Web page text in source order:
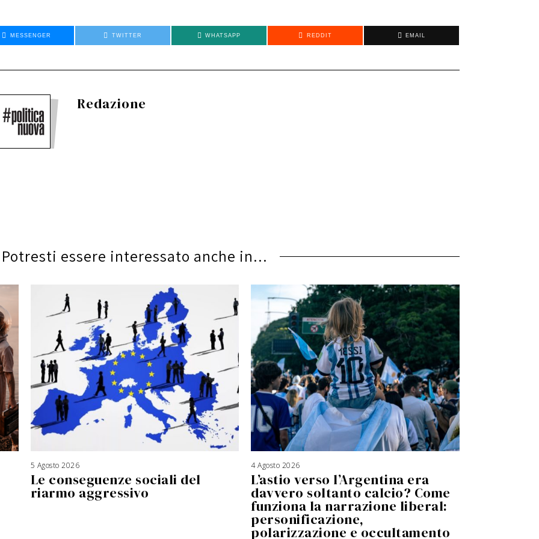
MESSENGER TWITTER WHATSAPP REDDIT EMAIL
Redazione
Potresti essere interessato anche in...
5 Agosto 2026
Le conseguenze sociali del
riarmo aggressivo
4 Agosto 2026
g
o
s
t
o
2
0
2
6
L’astio verso l’Argentina era
davvero soltanto calcio? Come
funziona la narrazione liberal:
personificazione,
polarizzazione e occultamento